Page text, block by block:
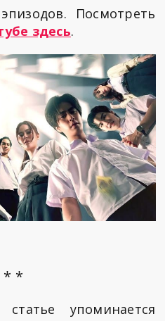
Посмотреть
здесь.
* *
упоминается